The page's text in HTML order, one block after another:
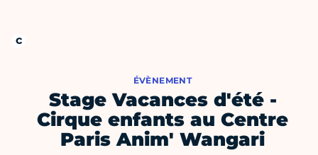
ÉVÈNEMENT
Stage Vacances d'été -
Cirque enfants au Centre
Paris Anim' Wangari